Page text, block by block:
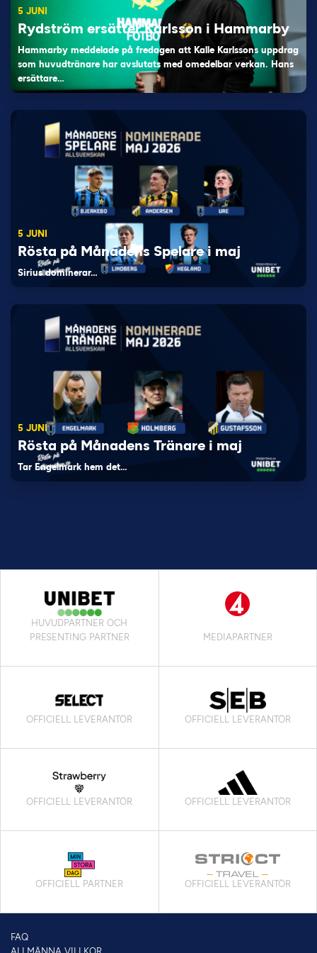
5 JUNI
Rydström ersätter Karlsson i Hammarby
Hammarby meddelade på fredagen att Kalle Karlssons uppdrag
som huvudtränare har avslutats med omedelbar verkan. Hans
ersättare…
5 JUNI
Rösta på Månadens Spelare i maj
Sirius dominerar…
5 JUNI
Rösta på Månadens Tränare i maj
Tar Engelmark hem det…
HUVUDPARTNER OCH
PRESENTING PARTNER
MEDIAPARTNER
OFFICIELL LEVERANTÖR OFFICIELL LEVERANTÖR
OFFICIELL LEVERANTÖR OFFICIELL LEVERANTÖR
OFFICIELL PARTNER OFFICIELL LEVERANTÖR
FAQ